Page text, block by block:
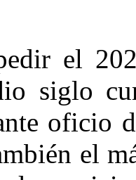
el
siglo
oficio
el